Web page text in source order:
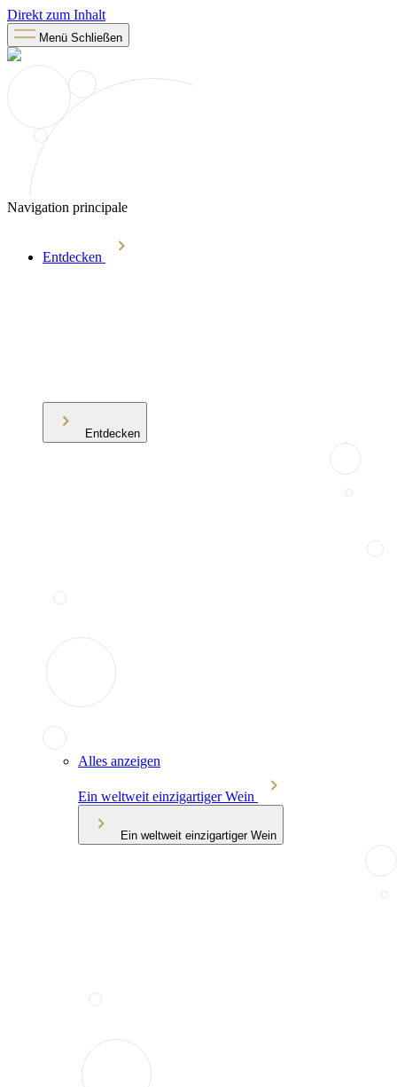
Direkt zum Inhalt
Menü Schließen
Navigation principale
Entdecken
Entdecken
Alles anzeigen
Ein weltweit einzigartiger Wein
Ein weltweit einzigartiger Wein